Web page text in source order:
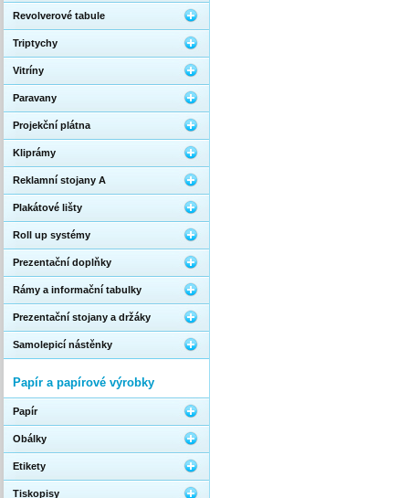
Revolverové tabule
Triptychy
Vitríny
Paravany
Projekční plátna
Kliprámy
Reklamní stojany A
Plakátové lišty
Roll up systémy
Prezentační doplňky
Rámy a informační tabulky
Prezentační stojany a držáky
Samolepicí nástěnky
Papír a papírové výrobky
Papír
Obálky
Etikety
Tiskopisy